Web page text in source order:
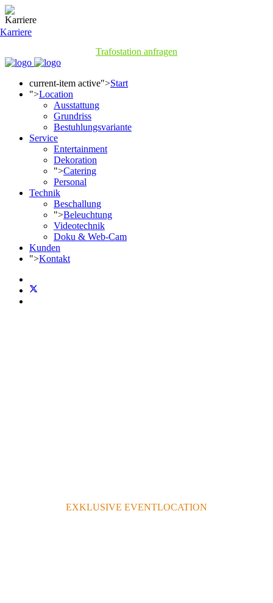
Karriere
Trafostation anfragen
current-item active">Start
">Location
Ausstattung
Grundriss
Bestuhlungsvariante
Service
Entertainment
Dekoration
">Catering
Personal
Technik
Beschallung
">Beleuchtung
Videotechnik
Doku & Web-Cam
Kunden
">Kontakt
EXKLUSIVE EVENTLOCATION